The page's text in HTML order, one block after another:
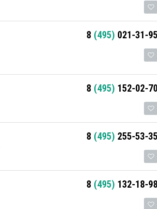
8 (495) 021-31-95
8 (495) 152-02-70
8 (495) 255-53-35
8 (495) 132-18-98